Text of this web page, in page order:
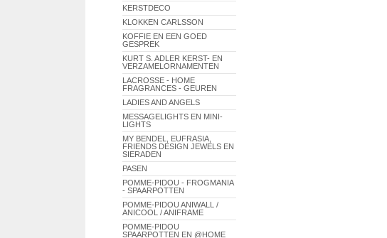
KERSTDECO
KLOKKEN CARLSSON
KOFFIE EN EEN GOED
GESPREK
KURT S. ADLER KERST- EN
VERZAMELORNAMENTEN
LACROSSE - HOME
FRAGRANCES - GEUREN
LADIES AND ANGELS
MESSAGELIGHTS EN MINI-
LIGHTS
MY BENDEL, EUFRASIA,
FRIENDS DESIGN JEWELS EN
SIERADEN
PASEN
POMME-PIDOU - FROGMANIA
- SPAARPOTTEN
POMME-PIDOU ANIWALL /
ANICOOL / ANIFRAME
POMME-PIDOU
SPAARPOTTEN EN @HOME